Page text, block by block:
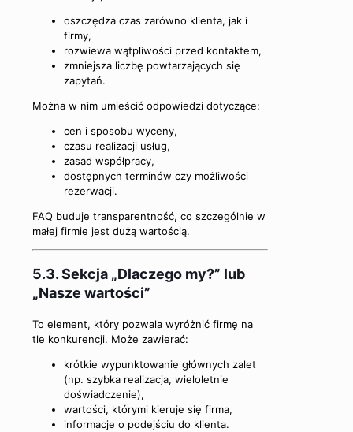
oszczędza czas zarówno klienta, jak i
firmy,
rozwiewa wątpliwości przed kontaktem,
zmniejsza liczbę powtarzających się
zapytań.
Można w nim umieścić odpowiedzi dotyczące:
cen i sposobu wyceny,
czasu realizacji usług,
zasad współpracy,
dostępnych terminów czy możliwości
rezerwacji.
FAQ buduje transparentność, co szczególnie w
małej firmie jest dużą wartością.
5.3. Sekcja „Dlaczego my?” lub
„Nasze wartości”
To element, który pozwala wyróżnić firmę na
tle konkurencji. Może zawierać:
krótkie wypunktowanie głównych zalet
(np. szybka realizacja, wieloletnie
doświadczenie),
wartości, którymi kieruje się firma,
informacje o podejściu do klienta.